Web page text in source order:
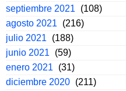
septiembre 2021
(108)
agosto 2021
(216)
julio 2021
(188)
junio 2021
(59)
enero 2021
(31)
diciembre 2020 (211)